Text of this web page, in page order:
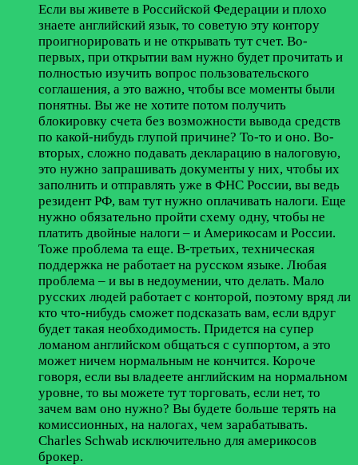
Если вы живете в Российской Федерации и плохо
знаете английский язык, то советую эту контору
проигнорировать и не открывать тут счет. Во-
первых, при открытии вам нужно будет прочитать и
полностью изучить вопрос пользовательского
соглашения, а это важно, чтобы все моменты были
понятны. Вы же не хотите потом получить
блокировку счета без возможности вывода средств
по какой-нибудь глупой причине? То-то и оно. Во-
вторых, сложно подавать декларацию в налоговую,
это нужно запрашивать документы у них, чтобы их
заполнить и отправлять уже в ФНС России, вы ведь
резидент РФ, вам тут нужно оплачивать налоги. Еще
нужно обязательно пройти схему одну, чтобы не
платить двойные налоги – и Америкосам и России.
Тоже проблема та еще. В-третьих, техническая
поддержка не работает на русском языке. Любая
проблема – и вы в недоумении, что делать. Мало
русских людей работает с конторой, поэтому вряд ли
кто что-нибудь сможет подсказать вам, если вдруг
будет такая необходимость. Придется на супер
ломаном английском общаться с суппортом, а это
может ничем нормальным не кончится. Короче
говоря, если вы владеете английским на нормальном
уровне, то вы можете тут торговать, если нет, то
зачем вам оно нужно? Вы будете больше терять на
комиссионных, на налогах, чем зарабатывать.
Charles Schwab исключительно для америкосов
брокер.